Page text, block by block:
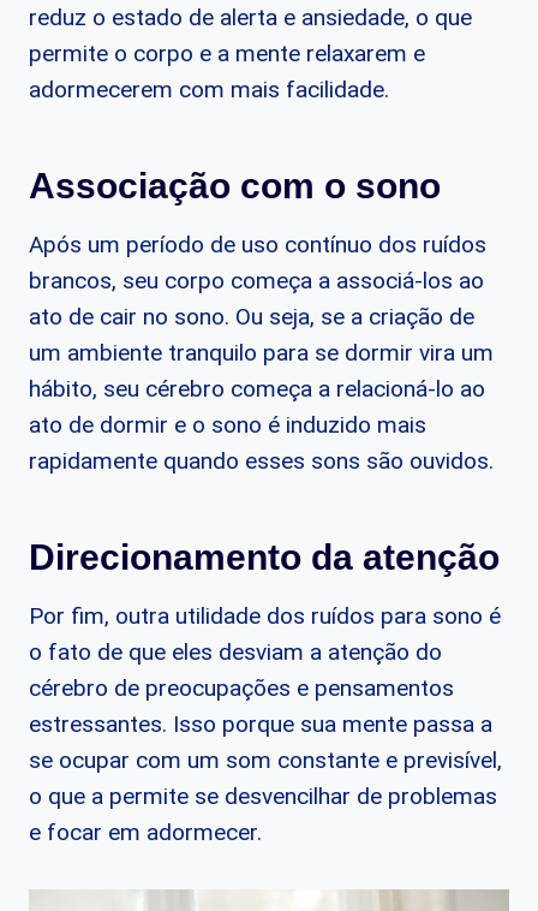
reduz o estado de alerta e ansiedade, o que
permite o corpo e a mente relaxarem e
adormecerem com mais facilidade.
Associação com o sono
Após um período de uso contínuo dos ruídos
brancos, seu corpo começa a associá-los ao
ato de cair no sono. Ou seja, se a criação de
um ambiente tranquilo para se dormir vira um
hábito, seu cérebro começa a relacioná-lo ao
ato de dormir e o sono é induzido mais
rapidamente quando esses sons são ouvidos.
Direcionamento da atenção
Por fim, outra utilidade dos ruídos para sono é
o fato de que eles desviam a atenção do
cérebro de preocupações e pensamentos
estressantes. Isso porque sua mente passa a
se ocupar com um som constante e previsível,
o que a permite se desvencilhar de problemas
e focar em adormecer.